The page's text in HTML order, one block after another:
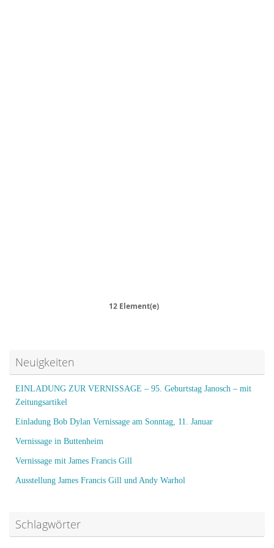
12 Element(e)
Neuigkeiten
EINLADUNG ZUR VERNISSAGE – 95. Geburtstag Janosch – mit
Zeitungsartikel
Einladung Bob Dylan Vernissage am Sonntag, 11. Januar
Vernissage in Buttenheim
Vernissage mit James Francis Gill
Ausstellung James Francis Gill und Andy Warhol
Schlagwörter